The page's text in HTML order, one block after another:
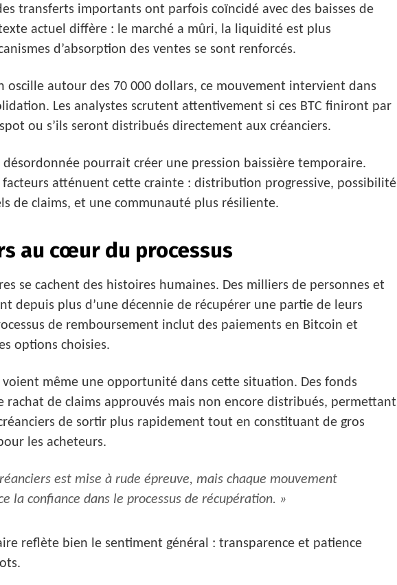
transferts importants ont parfois coïncidé avec des baisses de
actuel diffère : le marché a mûri, la liquidité est plus
d’absorption des ventes se sont renforcés.
oscille autour des 70 000 dollars, ce mouvement intervient dans
Les analystes scrutent attentivement si ces BTC finiront par
ou s’ils seront distribués directement aux créanciers.
désordonnée pourrait créer une pression baissière temporaire.
atténuent cette crainte : distribution progressive, possibilité
de claims, et une communauté plus résiliente.
au cœur du processus
se cachent des histoires humaines. Des milliers de personnes et
depuis plus d’une décennie de récupérer une partie de leurs
de remboursement inclut des paiements en Bitcoin et
options choisies.
même une opportunité dans cette situation. Des fonds
rachat de claims approuvés mais non encore distribués, permettant
de sortir plus rapidement tout en constituant de gros
les acheteurs.
est mise à rude épreuve, mais chaque mouvement
la confiance dans le processus de récupération. »
reflète bien le sentiment général : transparence et patience